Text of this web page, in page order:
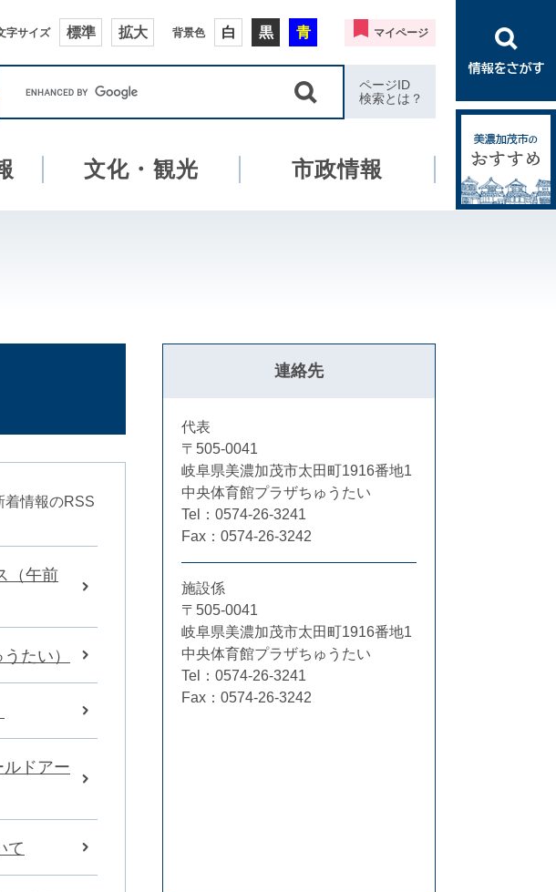
字サイズ 標準 拡大 背景色 白 黒 青 マイページ
ページID
検索とは？
文化・観光 市政情報
（午前
たい）
ドアー
て
着情報のRSS
連絡先
代表
〒505-0041
岐阜県美濃加茂市太田町1916番地1
中央体育館プラザちゅうたい
Tel：0574-26-3241
Fax：0574-26-3242
施設係
〒505-0041
岐阜県美濃加茂市太田町1916番地1
中央体育館プラザちゅうたい
Tel：0574-26-3241
Fax：0574-26-3242